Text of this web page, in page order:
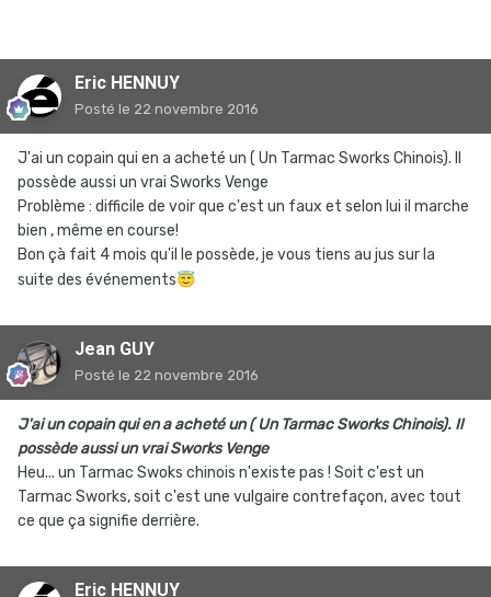
Eric HENNUY
Posté le 22 novembre 2016
J'ai un copain qui en a acheté un ( Un Tarmac Sworks Chinois). Il
possède aussi un vrai Sworks Venge
Problème : difficile de voir que c'est un faux et selon lui il marche
bien , même en course!
Bon çà fait 4 mois qu'il le possède, je vous tiens au jus sur la
suite des événements😇
Jean GUY
Posté le 22 novembre 2016
J'ai un copain qui en a acheté un ( Un Tarmac Sworks Chinois). Il
possède aussi un vrai Sworks Venge
Heu... un Tarmac Swoks chinois n'existe pas ! Soit c'est un
Tarmac Sworks, soit c'est une vulgaire contrefaçon, avec tout
ce que ça signifie derrière.
Eric HENNUY